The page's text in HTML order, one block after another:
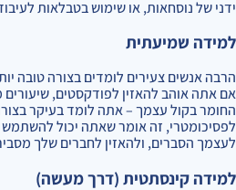
ידני של נוסחאות, או שימוש בטבלאות
למידה שמיעתית
הרבה אנשים צעירים לומדים בצורה טובה
אם אתה אוהב להאזין לפודקסטים,
החומר בקול עצמך – אתה לומד בעיקר
לפסיכומטרי, זה אומר שאתה יכול להשתמש
לעצמך הסברים, ולהאזין לחברים שלך
למידה קינסתטית (דרך מעשה)